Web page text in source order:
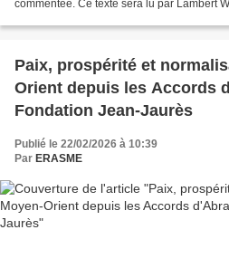
commentée. Ce texte sera lu par Lambert
Paix, prospérité et
Orient depuis les Accords
Fondation Jean-Jaurès
Publié le 22/02/2026 à 10:39
Par ERASME